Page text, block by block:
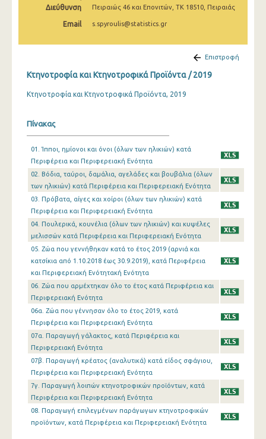
2004
2003
1961
Διεύθυνση
Πειραιώς 46 και Επονιτών, ΤΚ 18510, Πειραιάς
Email s.spyroulis@statistics.gr
Επιστροφή
Κτηνοτροφία και Κτηνοτροφικά Προϊόντα / 2019
Κτηνοτροφία και Κτηνοτροφικά Προϊόντα, 2019
Πίνακας
01. Ίπποι, ημίονοι και όνοι (όλων των ηλικιών) κατά
Περιφέρεια και Περιφερειακή Ενότητα
02. Βόδια, ταύροι, δαμάλια, αγελάδες και βουβάλια (όλων
των ηλικιών) κατά Περιφέρεια και Περιφερειακή Ενότητα
03. Πρόβατα, αίγες και χοίροι (όλων των ηλικιών) κατά
Περιφέρεια και Περιφερειακή Ενότητα
04. Πουλερικά, κουνέλια (όλων των ηλικιών) και κυψέλες
μελισσών κατά Περιφέρεια και Περιφερειακή Ενότητα
05. Ζώα που γεννήθηκαν κατά το έτος 2019 (αρνιά και
κατσίκια από 1.10.2018 έως 30.9.2019), κατά Περιφέρεια
και Περιφερειακή Ενότητακή Ενότητα
06. Ζώα που αρμέχτηκαν όλο το έτος κατά Περιφέρεια και
Περιφερειακή Ενότητα
06α. Ζώα που γέννησαν όλο το έτος 2019, κατά
Περιφέρεια και Περιφερειακή Ενότητα
07α. Παραγωγή γάλακτος, κατά Περιφέρεια και
Περιφερειακή Ενότητα
07β. Παραγωγή κρέατος (αναλυτικά) κατά είδος σφάγιου,
Περιφέρεια και Περιφερειακή Ενότητα
7γ. Παραγωγή λοιπών κτηνοτροφικών προϊόντων, κατά
Περιφέρεια και Περιφερειακή Ενότητα
08. Παραγωγή επιλεγμένων παράγωγων κτηνοτροφικών
προϊόντων, κατά Περιφέρεια και Περιφερειακή Ενότητα